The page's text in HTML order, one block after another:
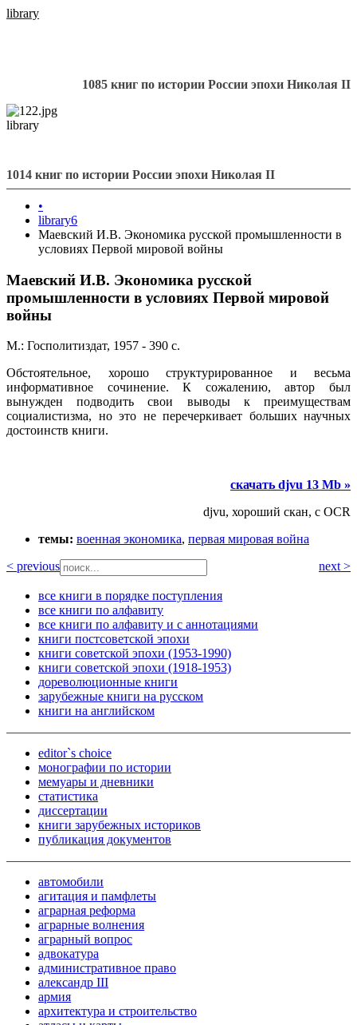
library
1085 книг по истории России эпохи Николая II
library
1014 книг по истории России эпохи Николая II
•
library6
Маевский И.В. Экономика русской промышленности в
условиях Первой мировой войны
Маевский И.В. Экономика русской
промышленности в условиях Первой мировой
войны
М.: Госполитиздат, 1957 - 390 с.
Обстоятельное, хорошо структурированное и весьма
информативное сочинение. К сожалению, автор был
вынужден подводить свои выводы к преимуществам
социалистизма, но это не перечеркивает больших научных
достоинств книги.
скачать djvu 13 Mb »
djvu, хороший скан, с OCR
темы: военная экономика, первая мировая война
< previous
next >
все книги в порядке поступления
все книги по алфавиту
все книги по алфавиту и с аннотациями
книги постсоветской эпохи
книги советской эпохи (1953-1990)
книги советской эпохи (1918-1953)
дореволюционные книги
зарубежные книги на русском
книги на английском
editor`s choice
монографии по истории
мемуары и дневники
статистика
диссертации
книги зарубежных историков
публикация документов
автомобили
агитация и памфлеты
аграрная реформа
аграрные волнения
аграрный вопрос
адвокатура
административное право
александр III
армия
архитектура и строительство